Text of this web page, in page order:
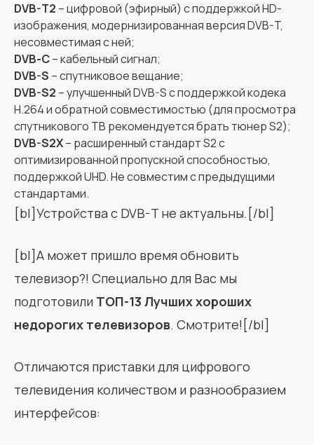
DVB-T2 – цифровой (эфирный) с поддержкой HD-
изображения, модернизированная версия DVB-T,
несовместимая с ней;
DVB-С– кабельный сигнал;
DVB-S – спутниковое вещание;
DVB-S2 – улучшенный DVB-S с поддержкой кодека
H.264 и обратной совместимостью (для просмотра
спутникового ТВ рекомендуется брать тюнер S2);
DVB-S2X– расширенный стандарт S2 с
оптимизированной пропускной способностью,
поддержкой UHD. Не совместим с предыдущими
стандартами.
[bl]Устройства с DVB-T не актуальны.[/bl]
[bl]А может пришло время обновить
телевизор?! Специально для Вас мы
подготовили ТОП-13 Лучших хороших
недорогих телевизоров. Смотрите![/bl]
Отличаются приставки для цифрового
телевидения количеством и разнообразием
интерфейсов: